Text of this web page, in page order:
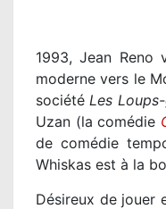
1993, Jean Reno
moderne vers le
société Les
Uzan (la comédie
de comédie
Whiskas est à la
Désireux de jouer